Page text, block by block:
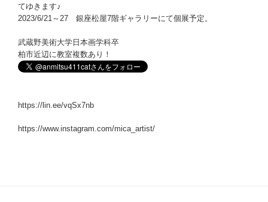
てゆきます♪
2023/6/21～27 銀座松屋7階ギャラリーにて個展予定。
武蔵野美術大学日本画学科卒
柏市近辺に教室複数あり！
https://lin.ee/vqSx7nb
https://www.instagram.com/mica_artist/